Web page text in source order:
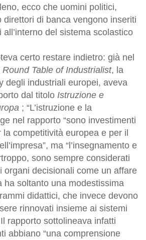
ecco che uomini politici,
direttori di banca vengono inseriti
del sistema scolastico
certo restare indietro: già nel
Table of Industrialist, la
degli industriali europei, aveva
dal titolo Istruzione e
; “L’istruzione e la
nel rapporto “sono investimenti
competitività europea e per il
ma “l’insegnamento e
sono sempre considerati
organi decisionali come un affare
ha soltanto una modestissima
didattici, che invece devono
rinnovati insieme ai sistemi
rapporto sottolineava infatti
abbiano “una comprensione